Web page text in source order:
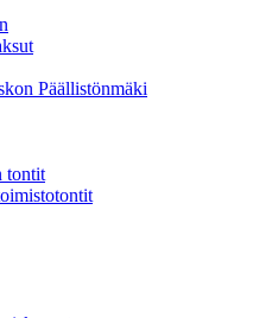
Päällistönmäki
tontit